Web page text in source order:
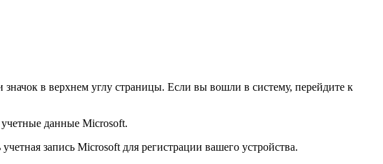
в верхнем углу страницы. Если вы вошли в систему, перейдите к
данные Microsoft.
запись Microsoft для регистрации вашего устройства.